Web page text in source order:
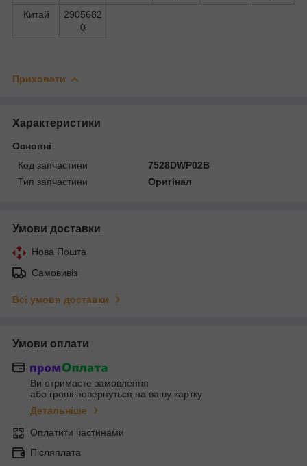
Китай
2905682
0
Приховати
Характеристики
Основні
Код запчастини
7528DWP02B
Тип запчастини
Оригінал
Умови доставки
Нова Пошта
Самовивіз
Всі умови доставки
Умови оплати
Ви отримаєте замовлення
або гроші повернуться на вашу картку
Детальніше
Оплатити частинами
Післяплата